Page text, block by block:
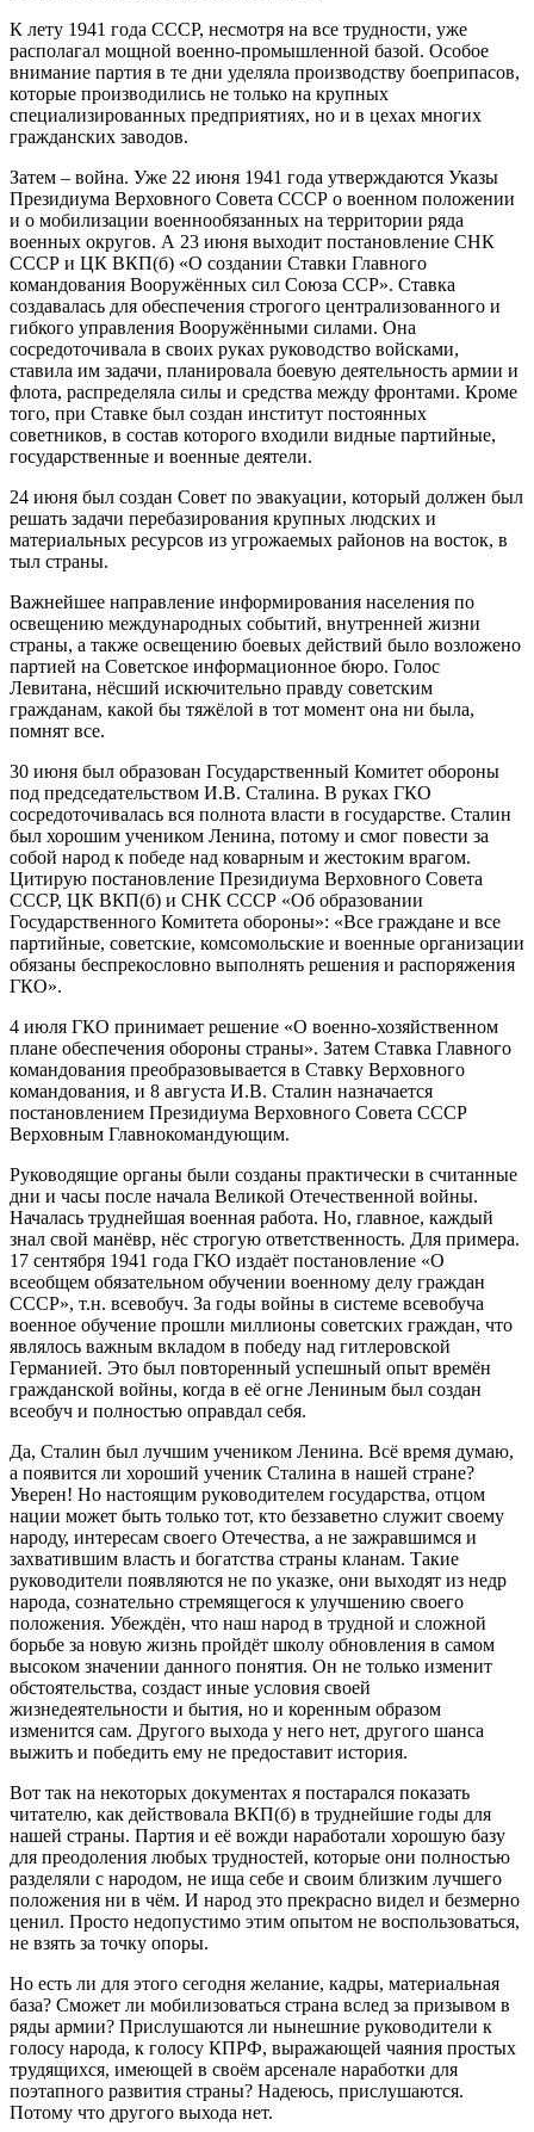
К лету 1941 года СССР, несмотря на все трудности, уже
располагал мощной военно-промышленной базой. Особое
внимание партия в те дни уделяла производству боеприпасов,
которые производились не только на крупных
специализированных предприятиях, но и в цехах многих
гражданских заводов.
Затем – война. Уже 22 июня 1941 года утверждаются Указы
Президиума Верховного Совета СССР о военном положении
и о мобилизации военнообязанных на территории ряда
военных округов. А 23 июня выходит постановление СНК
СССР и ЦК ВКП(б) «О создании Ставки Главного
командования Вооружённых сил Союза ССР». Ставка
создавалась для обеспечения строгого централизованного и
гибкого управления Вооружёнными силами. Она
сосредоточивала в своих руках руководство войсками,
ставила им задачи, планировала боевую деятельность армии и
флота, распределяла силы и средства между фронтами. Кроме
того, при Ставке был создан институт постоянных
советников, в состав которого входили видные партийные,
государственные и военные деятели.
24 июня был создан Совет по эвакуации, который должен был
решать задачи перебазирования крупных людских и
материальных ресурсов из угрожаемых районов на восток, в
тыл страны.
Важнейшее направление информирования населения по
освещению международных событий, внутренней жизни
страны, а также освещению боевых действий было возложено
партией на Советское информационное бюро. Голос
Левитана, нёсший искючительно правду советским
гражданам, какой бы тяжёлой в тот момент она ни была,
помнят все.
30 июня был образован Государственный Комитет обороны
под председательством И.В. Сталина. В руках ГКО
сосредоточивалась вся полнота власти в государстве. Сталин
был хорошим учеником Ленина, потому и смог повести за
собой народ к победе над коварным и жестоким врагом.
Цитирую постановление Президиума Верховного Совета
СССР, ЦК ВКП(б) и СНК СССР «Об образовании
Государственного Комитета обороны»: «Все граждане и все
партийные, советские, комсомольские и военные организации
обязаны беспрекословно выполнять решения и распоряжения
ГКО».
4 июля ГКО принимает решение «О военно-хозяйственном
плане обеспечения обороны страны». Затем Ставка Главного
командования преобразовывается в Ставку Верховного
командования, и 8 августа И.В. Сталин назначается
постановлением Президиума Верховного Совета СССР
Верховным Главнокомандующим.
Руководящие органы были созданы практически в считанные
дни и часы после начала Великой Отечественной войны.
Началась труднейшая военная работа. Но, главное, каждый
знал свой манёвр, нёс строгую ответственность. Для примера.
17 сентября 1941 года ГКО издаёт постановление «О
всеобщем обязательном обучении военному делу граждан
СССР», т.н. всевобуч. За годы войны в системе всевобуча
военное обучение прошли миллионы советских граждан, что
являлось важным вкладом в победу над гитлеровской
Германией. Это был повторенный успешный опыт времён
гражданской войны, когда в её огне Лениным был создан
всеобуч и полностью оправдал себя.
Да, Сталин был лучшим учеником Ленина. Всё время думаю,
а появится ли хороший ученик Сталина в нашей стране?
Уверен! Но настоящим руководителем государства, отцом
нации может быть только тот, кто беззаветно служит своему
народу, интересам своего Отечества, а не зажравшимся и
захватившим власть и богатства страны кланам. Такие
руководители появляются не по указке, они выходят из недр
народа, сознательно стремящегося к улучшению своего
положения. Убеждён, что наш народ в трудной и сложной
борьбе за новую жизнь пройдёт школу обновления в самом
высоком значении данного понятия. Он не только изменит
обстоятельства, создаст иные условия своей
жизнедеятельности и бытия, но и коренным образом
изменится сам. Другого выхода у него нет, другого шанса
выжить и победить ему не предоставит история.
Вот так на некоторых документах я постарался показать
читателю, как действовала ВКП(б) в труднейшие годы для
нашей страны. Партия и её вожди наработали хорошую базу
для преодоления любых трудностей, которые они полностью
разделяли с народом, не ища себе и своим близким лучшего
положения ни в чём. И народ это прекрасно видел и безмерно
ценил. Просто недопустимо этим опытом не воспользоваться,
не взять за точку опоры.
Но есть ли для этого сегодня желание, кадры, материальная
база? Сможет ли мобилизоваться страна вслед за призывом в
ряды армии? Прислушаются ли нынешние руководители к
голосу народа, к голосу КПРФ, выражающей чаяния простых
трудящихся, имеющей в своём арсенале наработки для
поэтапного развития страны? Надеюсь, прислушаются.
Потому что другого выхода нет.